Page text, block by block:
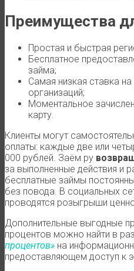
Преимущества
Простая и быстрая
Бесплатное
займа;
Самая низкая ставка
организаций;
Моментальное
карту.
Клиенты могут
оплаты: каждые две или
000 рублей. Заём.ру
за выполненные действия и
бесплатные займы
без повода. В социальных
проводятся розыгрыши
Дополнительные выгодные
процентов можно найти в
процентов» на
предоставляющем доступ к